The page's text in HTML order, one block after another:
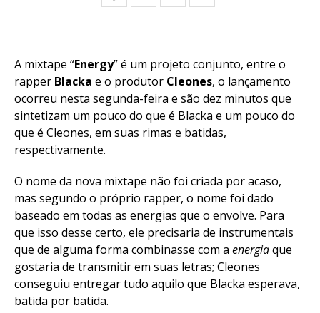
A mixtape “Energy” é um projeto conjunto, entre o
rapper Blacka e o produtor Cleones, o lançamento
ocorreu nesta segunda-feira e são dez minutos que
sintetizam um pouco do que é Blacka e um pouco do
que é Cleones, em suas rimas e batidas,
respectivamente.
O nome da nova mixtape não foi criada por acaso,
mas segundo o próprio rapper, o nome foi dado
baseado em todas as energias que o envolve. Para
que isso desse certo, ele precisaria de instrumentais
que de alguma forma combinasse com a energiaque
gostaria de transmitir em suas letras; Cleones
conseguiu entregar tudo aquilo que Blacka esperava,
batida por batida.